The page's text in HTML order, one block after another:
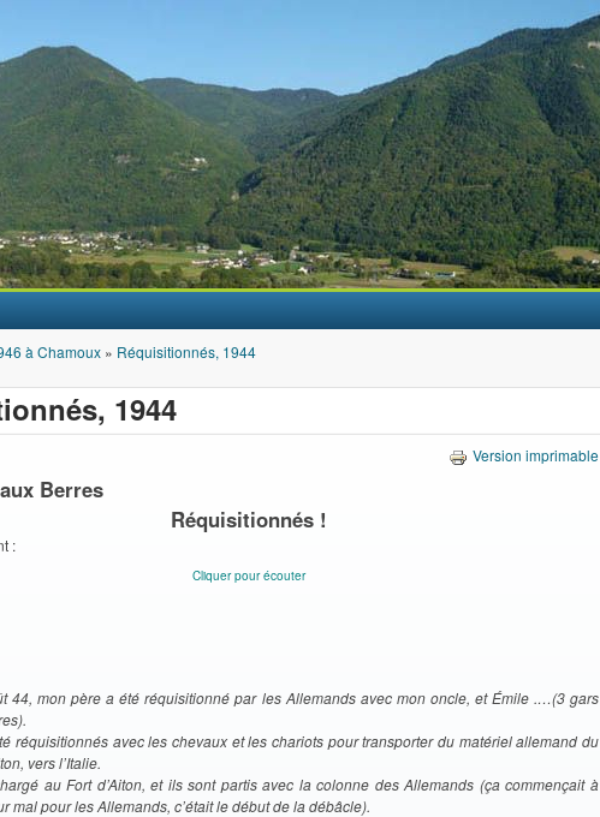
à Chamoux » Réquisitionnés, 1944
1944
Version imprimable
Berres
Réquisitionnés !
:
Cliquer pour écouter
44, mon père a été réquisitionné par les Allemands avec mon oncle, et Émile .…(3 gars
réquisitionnés avec les chevaux et les chariots pour transporter du matériel allemand du
vers l’Italie.
au Fort d’Aiton, et ils sont partis avec la colonne des Allemands (ça commençait à
mal pour les Allemands, c’était le début de la débâcle).